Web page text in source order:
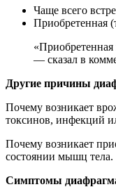
Чаще всего
Приобретенная
— сказал в
Другие причины
Почему возникает
токсинов, инфекций
Почему возникает
состоянии мышц тела.
Симптомы